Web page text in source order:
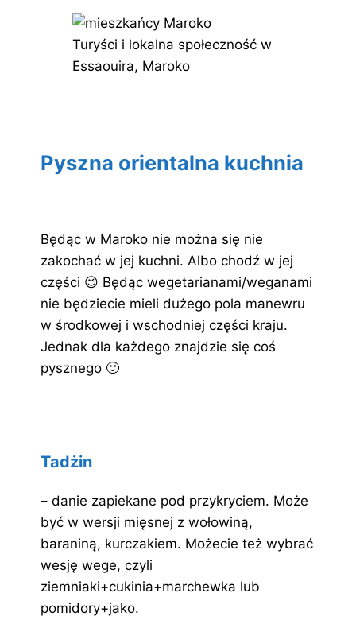
Turyści i lokalna społeczność w
Essaouira, Maroko
Pyszna orientalna kuchnia
Będąc w Maroko nie można się nie
zakochać w jej kuchni. Albo chodź w jej
części 😉 Będąc wegetarianami/weganami
nie będziecie mieli dużego pola manewru
w środkowej i wschodniej części kraju.
Jednak dla każdego znajdzie się coś
pysznego 🙂
Tadżin
– danie zapiekane pod przykryciem. Może
być w wersji mięsnej z wołowiną,
baraniną, kurczakiem. Możecie też wybrać
wesję wege, czyli
ziemniaki+cukinia+marchewka lub
pomidory+jako.